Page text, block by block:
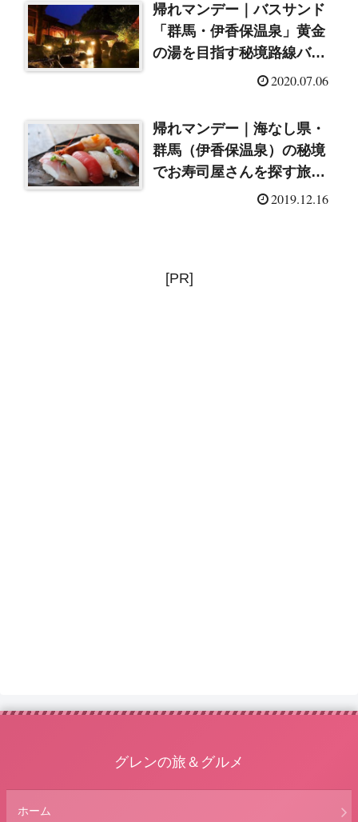
帰れマンデー｜バスサンド
「群馬・伊香保温泉」黄金
の湯を目指す秘境路線バス
2020.07.06
帰れマンデー｜海なし県・
群馬（伊香保温泉）の秘境
でお寿司屋さんを探す旅
2019.12.16
[PR]
グレンの旅＆グルメ
ホーム